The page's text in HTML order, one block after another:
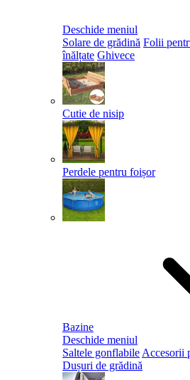
Deschide meniul
Solare de grădină Folii
înălțate Ghivece
Cutie de nisip
Perdele pentru foișor
Bazine
Deschide meniul
Saltele gonflabile Accesorii
Dușuri de grădină